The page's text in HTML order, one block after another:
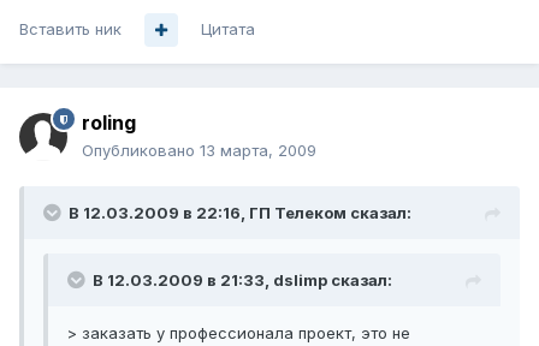
Вставить ник Цитата
roling
Опубликовано 13 марта, 2009
В 12.03.2009 в 22:16, ГП Телеком сказал:
В 12.03.2009 в 21:33, dslimp сказал:
> заказать у профессионала проект, это не